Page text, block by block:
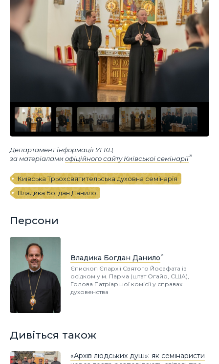
Департамент інформації УГКЦ
за матеріаламиофіційного сайту Київської семінарії
Київська Трьохсвятительська духовна семінарія
Владика Богдан Данило
Персони
Владика Богдан Данило
Єпископ Єпархії Святого Йосафата із
осідком у м. Парма (штат Огайо, США),
Голова Патріаршої комісії у справах
духовенства
Дивіться також
«Архів людських душ»: як семінаристи